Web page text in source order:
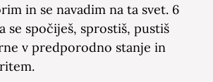
in se navadim na ta svet. 6
se spočiješ, sprostiš, pustiš
v predporodno stanje in